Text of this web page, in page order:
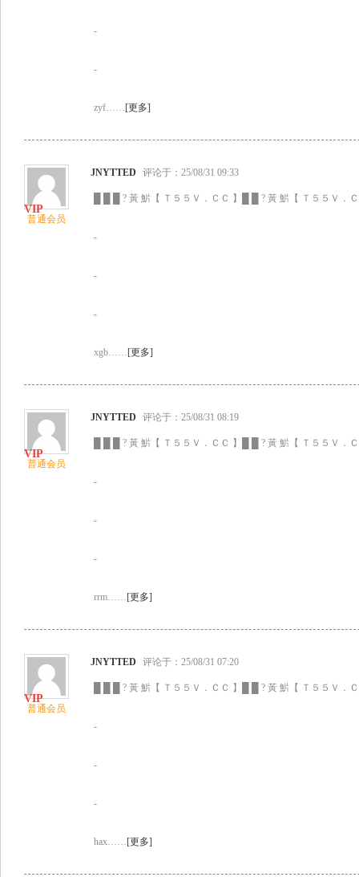
-
-
zyf……[更多]
普通会员
JNYTTED 评论于：25/08/31 09:33
█ █ █ ? 黃 魸【 Ｔ５５Ｖ．ＣＣ 】█ █ ? 黃 魸【 Ｔ５５Ｖ．
-
-
-
xgb……[更多]
普通会员
JNYTTED 评论于：25/08/31 08:19
█ █ █ ? 黃 魸【 Ｔ５５Ｖ．ＣＣ 】█ █ ? 黃 魸【 Ｔ５５Ｖ．
-
-
-
rrm……[更多]
普通会员
JNYTTED 评论于：25/08/31 07:20
█ █ █ ? 黃 魸【 Ｔ５５Ｖ．ＣＣ 】█ █ ? 黃 魸【 Ｔ５５Ｖ．
-
-
-
hax……[更多]